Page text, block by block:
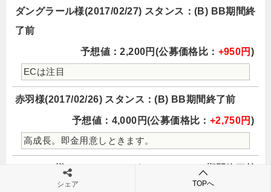
ダングラール様(2017/02/27) スタンス：(B) BB期間終
了前
予想値：2,200円(公募価格比： +950円 )
ECは注目
赤羽様(2017/02/26) スタンス：(B) BB期間終了前
予想値：4,000円(公募価格比： +2,750円 )
高成長。即金用意しときます。
いぽいぽ様(2017/02/26) スタンス：(B) BB期間終了前
予想値：2,215円(公募価格比：
シェア TOPへ